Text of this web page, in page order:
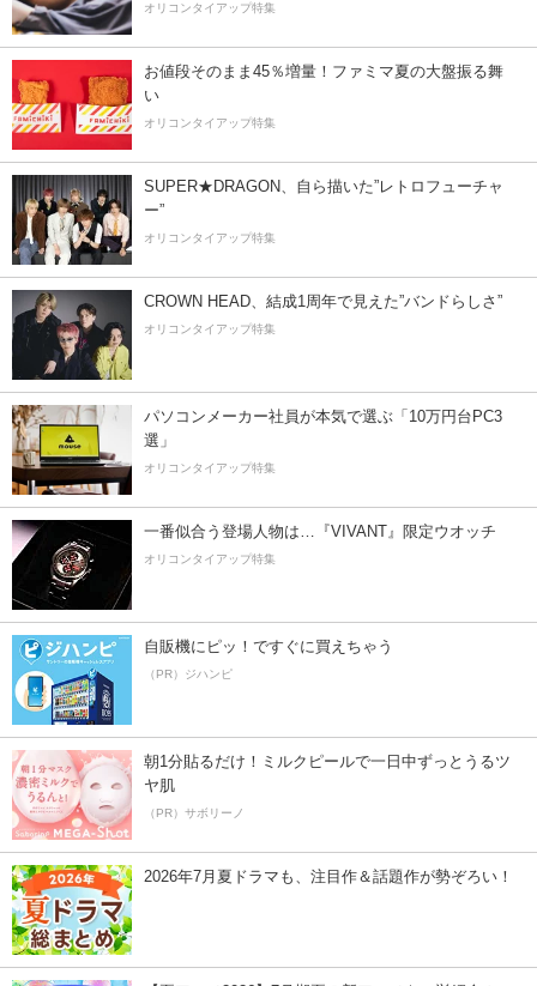
オリコンタイアップ特集
お値段そのまま45％増量！ファミマ夏の大盤振る舞
い
オリコンタイアップ特集
SUPER★DRAGON、自ら描いた”レトロフューチャ
ー”
オリコンタイアップ特集
CROWN HEAD、結成1周年で見えた”バンドらしさ”
オリコンタイアップ特集
パソコンメーカー社員が本気で選ぶ「10万円台PC3
選」
オリコンタイアップ特集
一番似合う登場人物は…『VIVANT』限定ウオッチ
オリコンタイアップ特集
自販機にピッ！ですぐに買えちゃう
（PR）ジハンピ
朝1分貼るだけ！ミルクピールで一日中ずっとうるツ
ヤ肌
（PR）サボリーノ
2026年7月夏ドラマも、注目作＆話題作が勢ぞろい！